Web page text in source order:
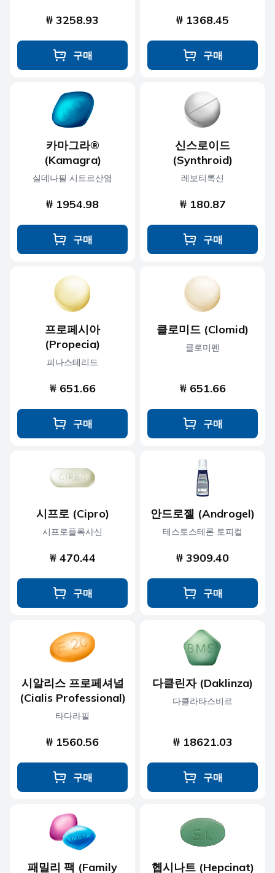
₩ 3258.93
구매
₩ 1368.45
구매
카마그라®
(Kamagra)
실데나필 시트르산염
₩ 1954.98
구매
신스로이드
(Synthroid)
레보티록신
₩ 180.87
구매
프로페시아
(Propecia)
피나스테리드
₩ 651.66
구매
클로미드 (Clomid)
클로미펜
₩ 651.66
구매
시프로 (Cipro)
시프로플록사신
₩ 470.44
구매
안드로젤 (Androgel)
테스토스테론 토피컬
₩ 3909.40
구매
시알리스 프로페셔널
(Cialis Professional)
타다라필
₩ 1560.56
구매
다클린자 (Daklinza)
다클라타스비르
₩ 18621.03
구매
패밀리 팩 (Family 헵시나트 (Hepcinat)